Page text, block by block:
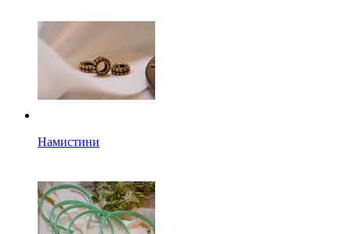
Намистини